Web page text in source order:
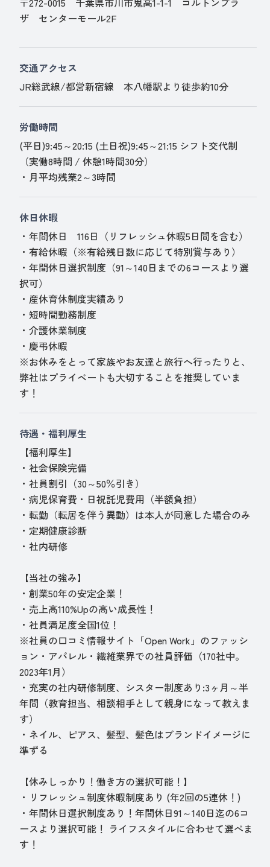
ザ センターモール2F
交通アクセス
JR総武線/都営新宿線 本八幡駅より徒歩約10分
労働時間
(平日)9:45～20:15 (土日祝)9:45～21:15 シフト交代制
（実働8時間 / 休憩1時間30分）
・月平均残業2～3時間
休日休暇
・年間休日 116日（リフレッシュ休暇5日間を含む）
・有給休暇（※有給残日数に応じて特別賞与あり）
・年間休日選択制度（91～140日までの6コースより選
択可）
・産休育休制度実績あり
・短時間勤務制度
・介護休業制度
・慶弔休暇
※お休みをとって家族やお友達と旅行へ行ったりと、
弊社はプライベートも大切することを推奨していま
す！
待遇・福利厚生
【福利厚生】
・社会保険完備
・社員割引（30～50％引き）
・病児保育費・日祝託児費用（半額負担）
・転勤（転居を伴う異動）は本人が同意した場合のみ
・定期健康診断
・社内研修
【当社の強み】
・創業50年の安定企業！
・売上高110%Upの高い成長性！
・社員満足度全国1位！
※社員の口コミ情報サイト「Open Work」のファッシ
ョン・アパレル・繊維業界での社員評価（170社中。
2023年1月）
・充実の社内研修制度、シスター制度あり:3ヶ月～半
年間（教育担当、相談相手として親身になって教えま
す）
・ネイル、ピアス、髪型、髪色はブランドイメージに
準ずる
【休みしっかり！働き方の選択可能！】
・リフレッシュ制度休暇制度あり (年2回の5連休！)
・年間休日選択制度あり！年間休日91～140日迄の6コ
ースより選択可能！ ライフスタイルに合わせて選べま
す！